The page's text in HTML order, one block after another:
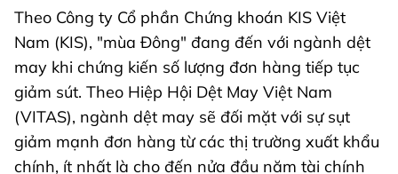
Theo Công ty Cổ phần Chứng khoán KIS Việt
Nam (KIS), "mùa Đông" đang đến với ngành dệt
may khi chứng kiến số lượng đơn hàng tiếp tục
giảm sút. Theo Hiệp Hội Dệt May Việt Nam
(VITAS), ngành dệt may sẽ đối mặt với sự sụt
giảm mạnh đơn hàng từ các thị trường xuất khẩu
chính, ít nhất là cho đến nửa đầu năm tài chính